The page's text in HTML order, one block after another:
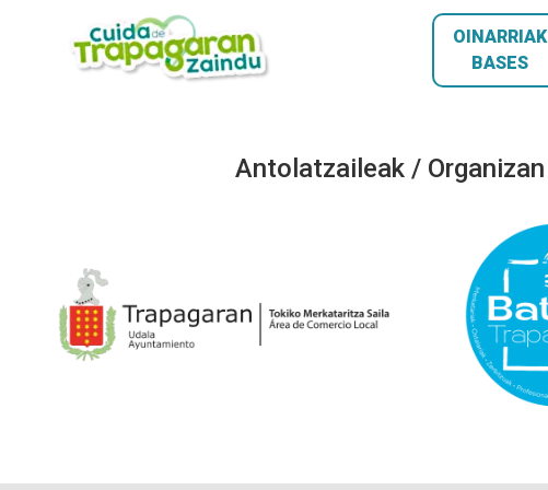
OINARRIAK
BASES
Antolatzaileak / Organizan